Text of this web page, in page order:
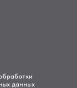
данных